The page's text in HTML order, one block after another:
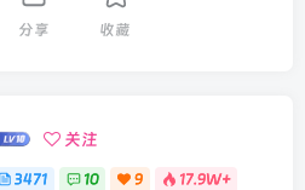
分享 收藏
关注
3471 10 9 17.9W+